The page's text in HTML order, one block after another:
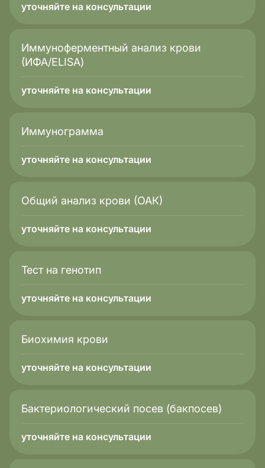
уточняйте на консультации
Иммуноферментный анализ крови
(ИФА/ELISA)
уточняйте на консультации
Иммунограмма
уточняйте на консультации
Общий анализ крови (ОАК)
уточняйте на консультации
Тест на генотип
уточняйте на консультации
Биохимия крови
уточняйте на консультации
Бактериологический посев (бакпосев)
уточняйте на консультации